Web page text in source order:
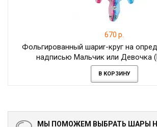
670 р.
Фольгированный шариr-круг на
надписью Мальчик или Девочка
В КОРЗИНУ
МЫ ПОМОЖЕМ ВЫБРАТЬ ШАРЫ